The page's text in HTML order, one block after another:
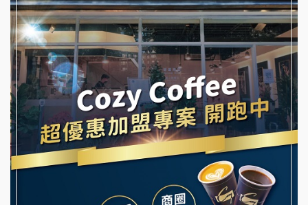
蓁伙烤倆吃加盟說明會
霏等茶加盟說明會
早安山丘加盟說明會
冰封仙果加盟說明會
Ramble Café 漫步藍咖啡加盟說明會
微風亭鐵板燒加盟說明會
拾鑶火鍋加盟說明會
阿性情趣無人販售所加盟明會
龍涎居好湯加盟說明會
舒油頭加盟說明會
韓金量加盟說明會